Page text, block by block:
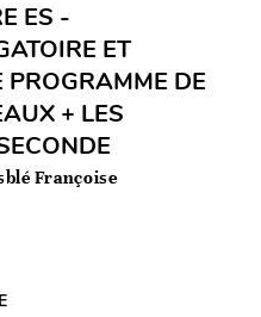
ES -
ET
DE
+ LES
Françoise